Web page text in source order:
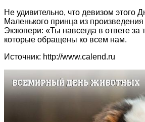
Не удивительно, что девизом этого
Маленького принца из
Экзюпери: «Ты навсегда в ответе за
которые обращены ко всем нам.
Источник: http://www.calend.ru